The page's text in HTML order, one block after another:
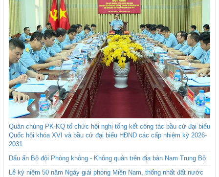
Quân chủng PK-KQ tổ chức hội nghị tổng kết công tác bầu cử đại biểu
Quốc hội khóa XVI và bầu cử đại biểu HĐND các cấp nhiệm kỳ 2026-
2031
Dấu ấn Bộ đội Phòng không - Không quân trên địa bàn Nam Trung Bộ
Lễ kỷ niệm 50 năm Ngày giải phóng Miền Nam, thống nhất đất nước